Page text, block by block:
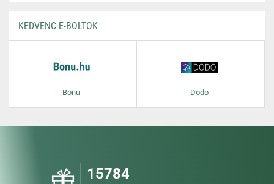
KEDVENC E-BOLTOK
Bonu Dodo
15784